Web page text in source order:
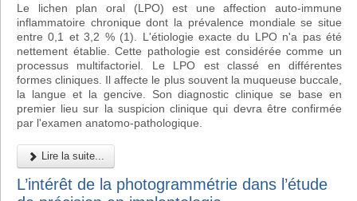
Le lichen plan oral (LPO) est une affection auto-immune
inflammatoire chronique dont la prévalence mondiale se situe
entre 0,1 et 3,2 % (1). L'étiologie exacte du LPO n'a pas été
nettement établie. Cette pathologie est considérée comme un
processus multifactoriel. Le LPO est classé en différentes
formes cliniques. Il affecte le plus souvent la muqueuse buccale,
la langue et la gencive. Son diagnostic clinique se base en
premier lieu sur la suspicion clinique qui devra être confirmée
par l'examen anatomo-pathologique.
Lire la suite...
L’intérêt de la photogrammétrie dans l’étude